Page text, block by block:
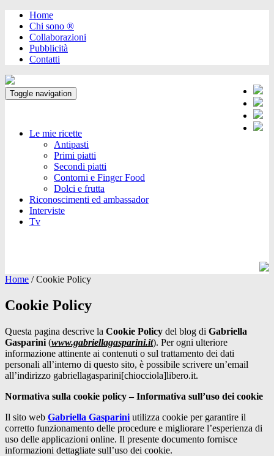
Home
Chi sono ®️
Collaborazioni
Pubblicità
Contatti
Toggle navigation
Le mie ricette
Antipasti
Primi piatti
Secondi piatti
Contorni e Finger Food
Dolci e frutta
Riconoscimenti ed ambassador
Interviste
Tv
Home /Cookie Policy
Cookie Policy
Questa pagina descrive la Cookie Policy del blog di Gabriella
Gasparini (www.gabriellagasparini.it). Per ogni ulteriore
informazione attinente ai contenuti o sul trattamento dei dati
personali all’interno di questo sito, è possibile scrivere un’email
all’indirizzo gabriellagasparini[chiocciola]libero.it.
Normativa sulla cookie policy – Informativa sull’uso dei cookie
Il sito web Gabriella Gasparini utilizza cookie per garantire il
corretto funzionamento delle procedure e migliorare l’esperienza di
uso delle applicazioni online. Il presente documento fornisce
informazioni dettagliate sull’uso dei cookie.